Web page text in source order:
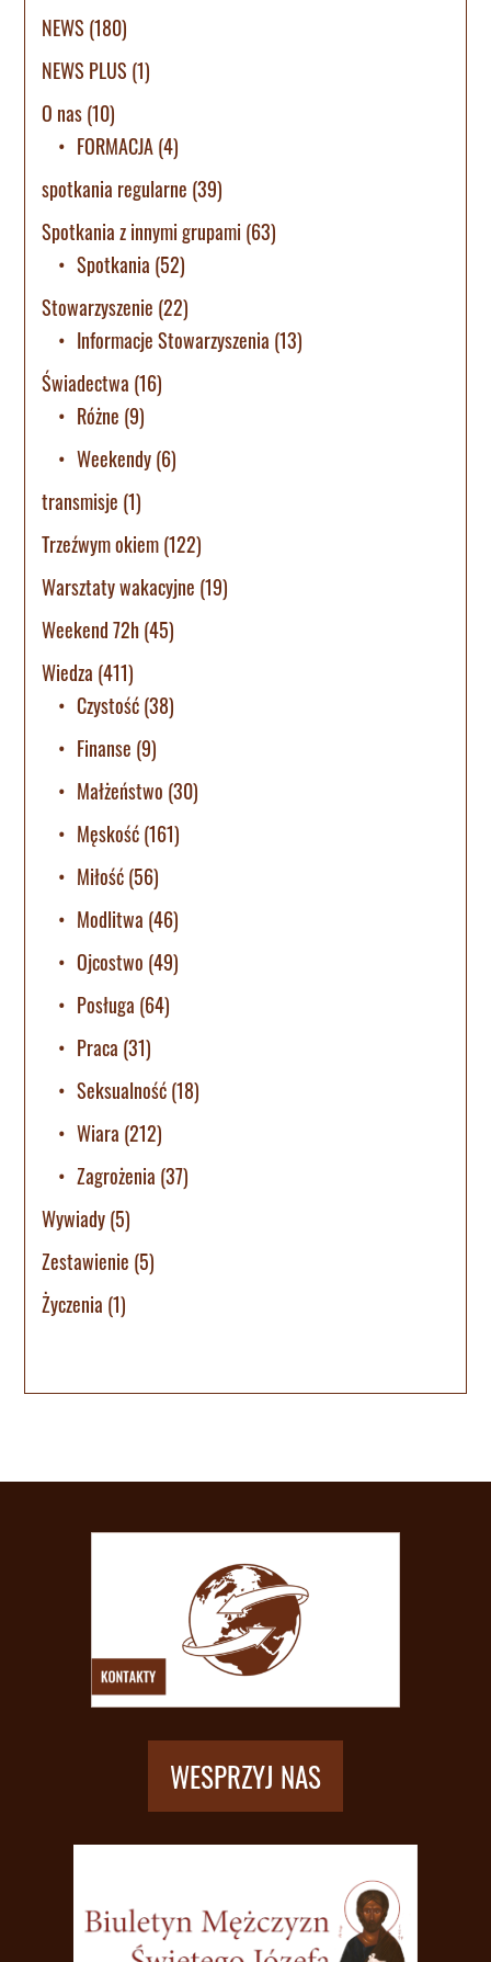
NEWS (180)
NEWS PLUS (1)
O nas(10)
FORMACJA(4)
spotkania regularne (39)
Spotkania z innymi grupami (63)
Spotkania (52)
Stowarzyszenie (22)
Informacje Stowarzyszenia (13)
Świadectwa (16)
Różne (9)
Weekendy(6)
transmisje (1)
Trzeźwym okiem(122)
Warsztaty wakacyjne (19)
Weekend 72h(45)
Wiedza (411)
Czystość(38)
Finanse (9)
Małżeństwo (30)
Męskość(161)
Miłość(56)
Modlitwa (46)
Ojcostwo (49)
Posługa (64)
Praca (31)
Seksualność(18)
Wiara (212)
Zagrożenia (37)
Wywiady(5)
Zestawienie (5)
Życzenia (1)
WESPRZYJ NAS